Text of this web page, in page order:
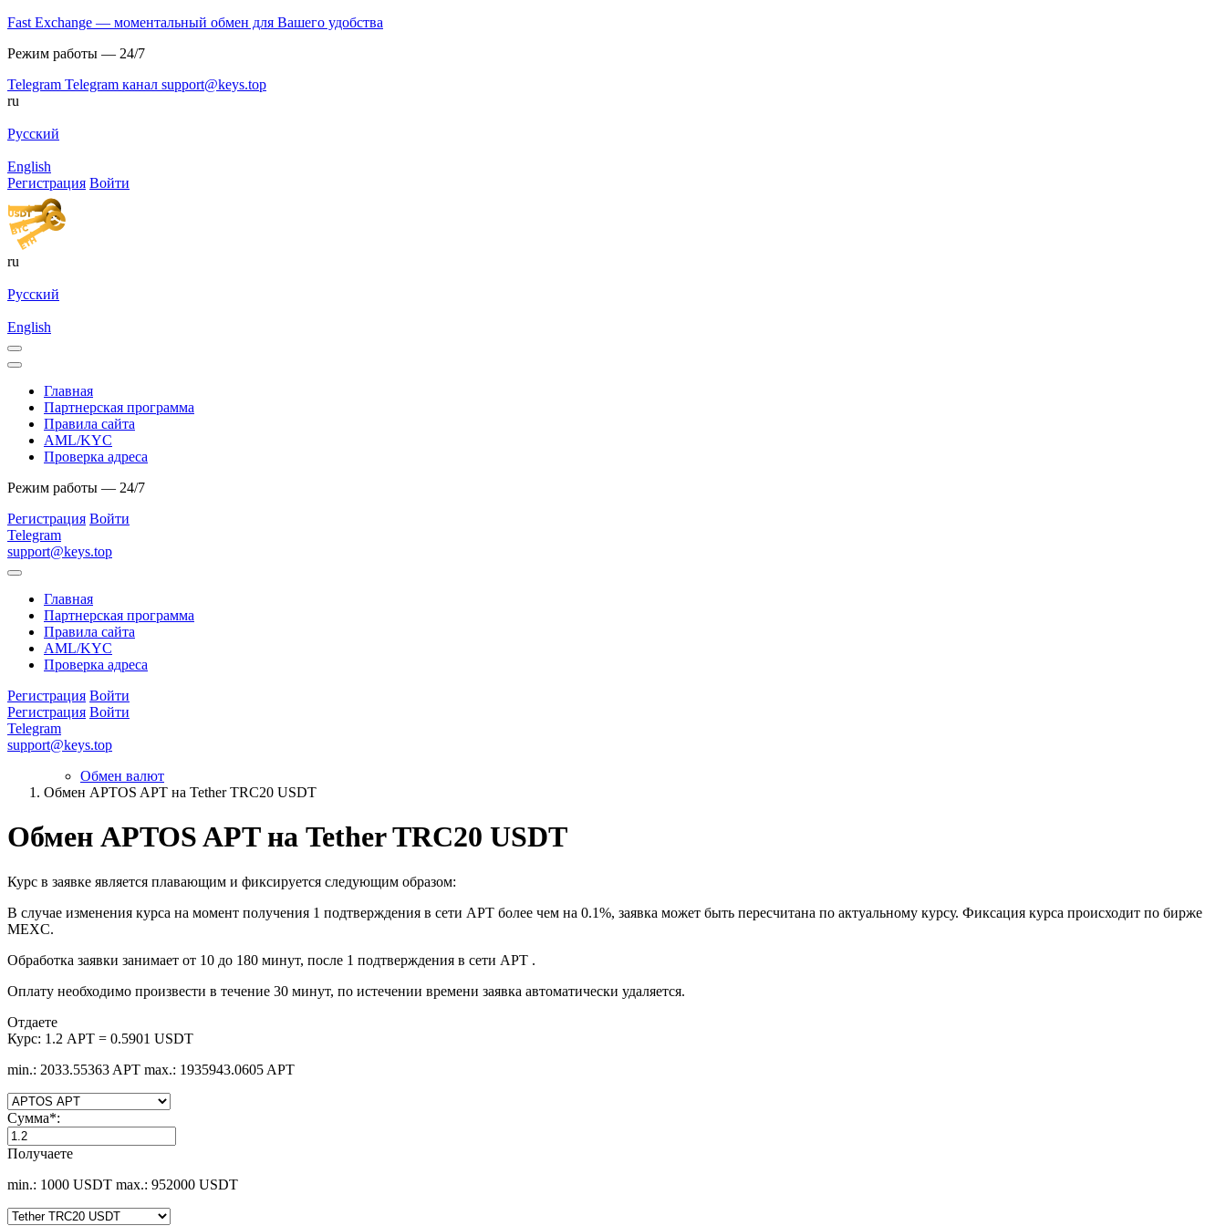
Fast Exchange — моментальный обмен для Вашего удобства
Режим работы — 24/7
Telegram Telegram канал support@keys.top
ru
Русский
English
Регистрация Войти
ru
Русский
English
Главная
Партнерская программа
Правила сайта
AML/KYC
Проверка адреса
Режим работы — 24/7
Регистрация Войти
Telegram
support@keys.top
Главная
Партнерская программа
Правила сайта
AML/KYC
Проверка адреса
Регистрация Войти
Регистрация Войти
Telegram
support@keys.top
Обмен валют
Обмен APTOS APT на Tether TRC20 USDT
Обмен APTOS APT на Tether TRC20 USDT
Курс в заявке является плавающим и фиксируется следующим образом:
В случае изменения курса на момент получения 1 подтверждения в сети APT более чем на 0.1%, заявка может быть пересчитана по актуальному курсу. Фиксация курса происходит по бирже
MEXC.
Обработка заявки занимает от 10 до 180 минут, после 1 подтверждения в сети APT .
Оплату необходимо произвести в течение 30 минут, по истечении времени заявка автоматически удаляется.
Отдаете
Курс: 1.2 APT = 0.5901 USDT
min.: 2033.55363 APT max.: 1935943.0605 APT
Сумма*:
Получаете
min.: 1000 USDT max.: 952000 USDT